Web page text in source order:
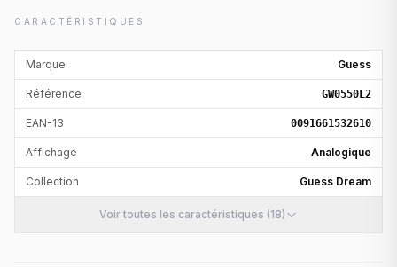
CARACTÉRISTIQUES
Marque Guess
Référence GW0550L2
EAN-13 0091661532610
Affichage Analogique
Collection Guess Dream
Voir toutes les caractéristiques (18)